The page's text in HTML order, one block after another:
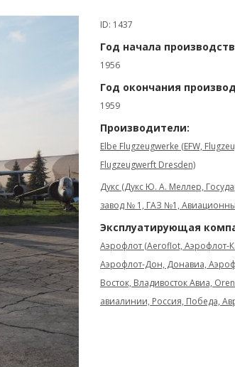
ID: 1437
Год начала
1956
Год окончания
1959
Производители:
Elbe Flugzeugwerke (EFW,
Flugzeugwerft Dresden)
Дукс (Дукс Ю. А. Меллер,
завод № 1, ГАЗ №1,
Эксплуатирующая
Аэрофлот (Aeroflot, Аэрофлот-
Аэрофлот-Дон, Донавиа,
Восток, Владивосток Авиа,
авиалинии, Россия, Победа,